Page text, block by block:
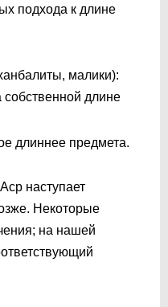
подхода к длине
малики):
собственной длине
длиннее предмета.
наступает
Некоторые
на нашей